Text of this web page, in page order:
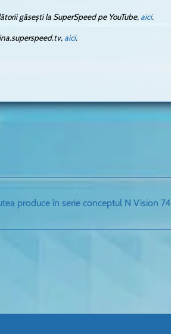
găsești la SuperSpeed pe YouTube,aici.
aici.
produce în serie conceptul N Vision 74